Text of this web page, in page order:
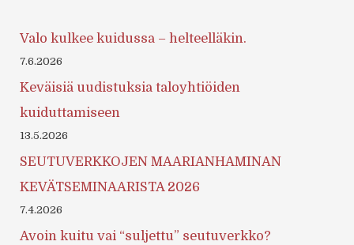
Valo kulkee kuidussa – helteelläkin.
7.6.2026
Keväisiä uudistuksia taloyhtiöiden
kuiduttamiseen
13.5.2026
SEUTUVERKKOJEN MAARIANHAMINAN
KEVÄTSEMINAARISTA 2026
7.4.2026
Avoin kuitu vai “suljettu” seutuverkko?